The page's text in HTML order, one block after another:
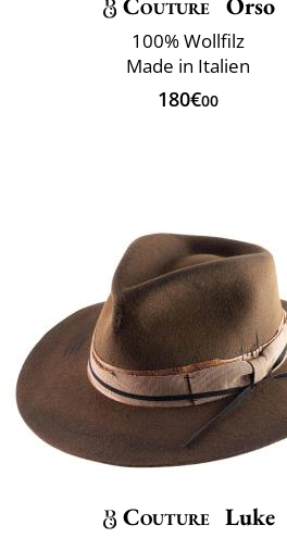
Couture Orso
100% Wollfilz
Made in Italien
180€00
Couture Luke